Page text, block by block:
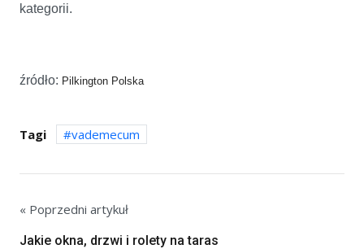
kategorii.
źródło: Pilkington Polska
Tagi vademecum
« Poprzedni artykuł
Jakie okna, drzwi i rolety na taras